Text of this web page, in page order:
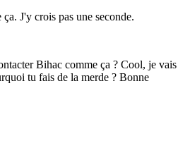
J'y crois pas une seconde.
Bihac comme ça ? Cool, je vais
tu fais de la merde ? Bonne